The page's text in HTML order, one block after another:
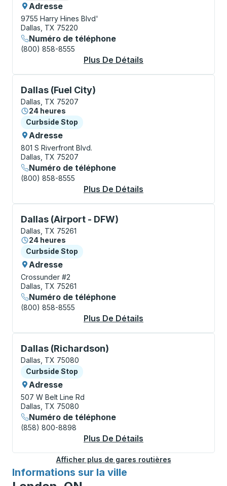
Adresse
9755 Harry Hines Blvd'
Dallas, TX 75220
Numéro de téléphone
(800) 858-8555
Plus De Détails
Dallas (Fuel City)
Curbside Stop, utilisez les touches fléchées ou la
Dallas, TX 75207
24 heures
Curbside Stop
Curbside Stop
Adresse
801 S Riverfront Blvd.
Dallas, TX 75207
Numéro de téléphone
(800) 858-8555
Plus De Détails
Dallas (Airport - DFW)
Curbside Stop, utilisez les touches fléchées ou la
Dallas, TX 75261
24 heures
Curbside Stop
Curbside Stop
Adresse
Crossunder #2
Dallas, TX 75261
Numéro de téléphone
(800) 858-8555
Plus De Détails
Dallas (Richardson)
Curbside Stop, utilisez les touches fléchées ou la
Dallas, TX 75080
Curbside Stop
Curbside Stop
Adresse
507 W Belt Line Rd
Dallas, TX 75080
Numéro de téléphone
(858) 800-8898
Plus De Détails
Afficher plus de gares routières
Informations sur la ville
pour